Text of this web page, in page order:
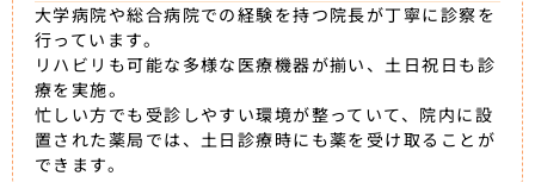
大学病院や総合病院での経験を持つ院長が丁寧に診察を
行っています。
リハビリも可能な多様な医療機器が揃い、土日祝日も診
療を実施。
忙しい方でも受診しやすい環境が整っていて、院内に設
置された薬局では、土日診療時にも薬を受け取ることが
できます。